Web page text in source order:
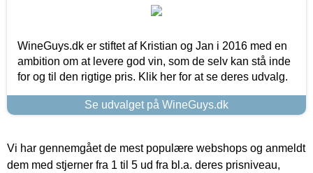
WineGuys.dk er stiftet af Kristian og Jan i 2016 med en
ambition om at levere god vin, som de selv kan stå inde
for og til den rigtige pris. Klik her for at se deres udvalg.
Se udvalget på WineGuys.dk
Vi har gennemgået de mest populære webshops og anmeldt
dem med stjerner fra 1 til 5 ud fra bl.a. deres prisniveau,